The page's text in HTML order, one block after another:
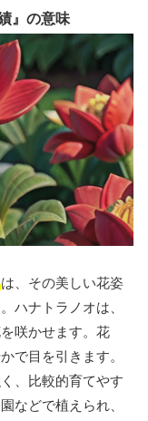
』の意味
は、その美しい花姿
ハナトラノオは、
咲かせます。花
で目を引きます。
、比較的育てやす
などで植えられ、